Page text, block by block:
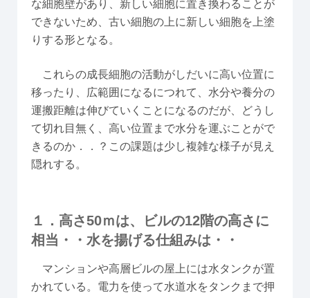
な細胞壁があり、新しい細胞に置き換わることが
できないため、古い細胞の上に新しい細胞を上塗
りする形となる。
これらの成長細胞の活動がしだいに高い位置に
移ったり、広範囲になるにつれて、水分や養分の
運搬距離は伸びていくことになるのだが、どうし
て切れ目無く、高い位置まで水分を運ぶことがで
きるのか．．？この課題は少し複雑な様子が見え
隠れする。
１．高さ50ｍは、ビルの12階の高さに
相当・・水を揚げる仕組みは・・
マンションや高層ビルの屋上には水タンクが置
かれている。電力を使って水道水をタンクまで押